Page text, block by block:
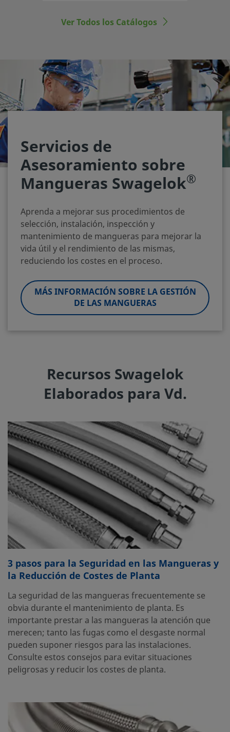
Ver Todos los Catálogos
Servicios de
Asesoramiento sobre
Mangueras Swagelok®
Aprenda a mejorar sus procedimientos de
selección, instalación, inspección y
mantenimiento de mangueras para mejorar la
vida útil y el rendimiento de las mismas,
reduciendo los costes en el proceso.
MÁS INFORMACIÓN SOBRE LA GESTIÓN
DE LAS MANGUERAS
Recursos Swagelok
Elaborados para Vd.
3 pasos para la Seguridad en las Mangueras y
la Reducción de Costes de Planta
La seguridad de las mangueras frecuentemente se
obvia durante el mantenimiento de planta. Es
importante prestar a las mangueras la atención que
merecen; tanto las fugas como el desgaste normal
pueden suponer riesgos para las instalaciones.
Consulte estos consejos para evitar situaciones
peligrosas y reducir los costes de planta.